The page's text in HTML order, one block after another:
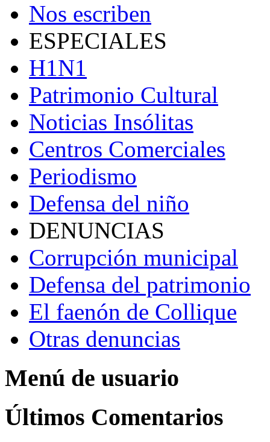
Nos escriben
ESPECIALES
H1N1
Patrimonio Cultural
Noticias Insólitas
Centros Comerciales
Periodismo
Defensa del niño
DENUNCIAS
Corrupción municipal
Defensa del patrimonio
El faenón de Collique
Otras denuncias
Menú de usuario
Últimos Comentarios